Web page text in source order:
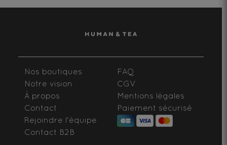
Nos boutiques
Notre vision
À propos
Contact
Rejoindre l'équipe
Contact B2B
FAQ
CGV
Mentions légales
Paiement sécurisé